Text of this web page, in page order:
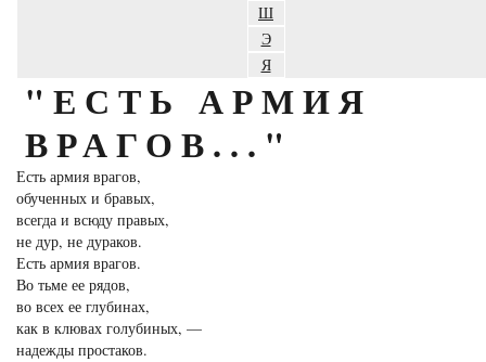
Ш
Э
Я
"ЕСТЬ АРМИЯ
ВРАГОВ..."
Есть армия врагов,
обученных и бравых,
всегда и всюду правых,
не дур, не дураков.
Есть армия врагов.
Во тьме ее рядов,
во всех ее глубинах,
как в клювах голубиных, —
надежды простаков.